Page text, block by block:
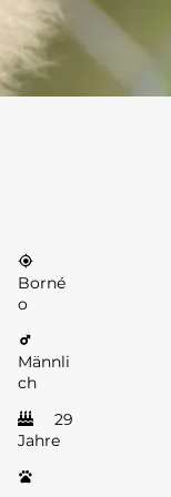
Borné
o
Männli
ch
29
Jahre